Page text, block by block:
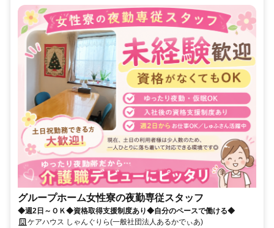
グループホーム女性寮の夜勤専従スタッフ
◆週2日～ＯＫ◆資格取得支援制度あり◆自分のペースで働ける◆
ケアハウス しゃんぐりら(一般社団法人あるかでぃあ)